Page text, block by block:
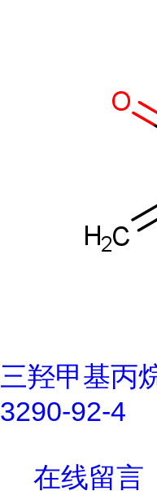
三羟甲基丙
3290-92-4
在线留言